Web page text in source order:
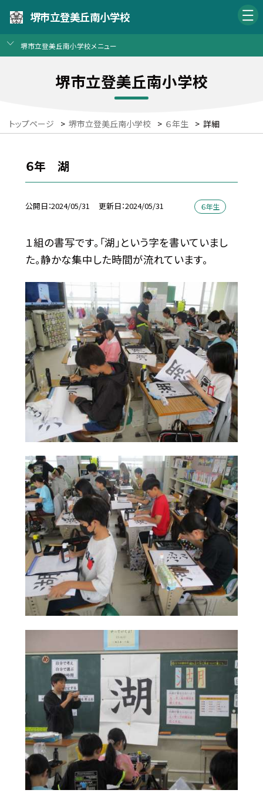
堺市立登美丘南小学校
堺市立登美丘南小学校メニュー
堺市立登美丘南小学校
トップページ > 堺市立登美丘南小学校 > ６年生 > 詳細
６年 湖
公開日 2024/05/31 更新日 2024/05/31 ６年生
１組の書写です。「湖」という字を書いていまし
た。静かな集中した時間が流れています。